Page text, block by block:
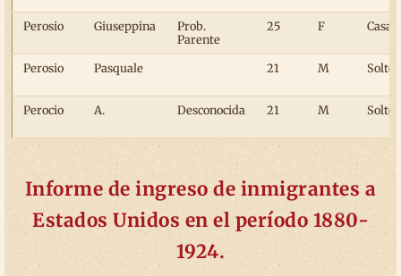
Perosio Giuseppina
Prob.
Parente
25 F
Perosio Pasquale 21 M
Perocio A. Desconocida 21 M
Informe de ingreso de inmigrantes a
Estados Unidos en el período 1880-
1924.